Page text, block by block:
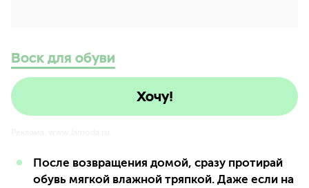
Воск для обуви
Хочу!
После возвращения домой, сразу протирай
обувь мягкой влажной тряпкой. Даже если на